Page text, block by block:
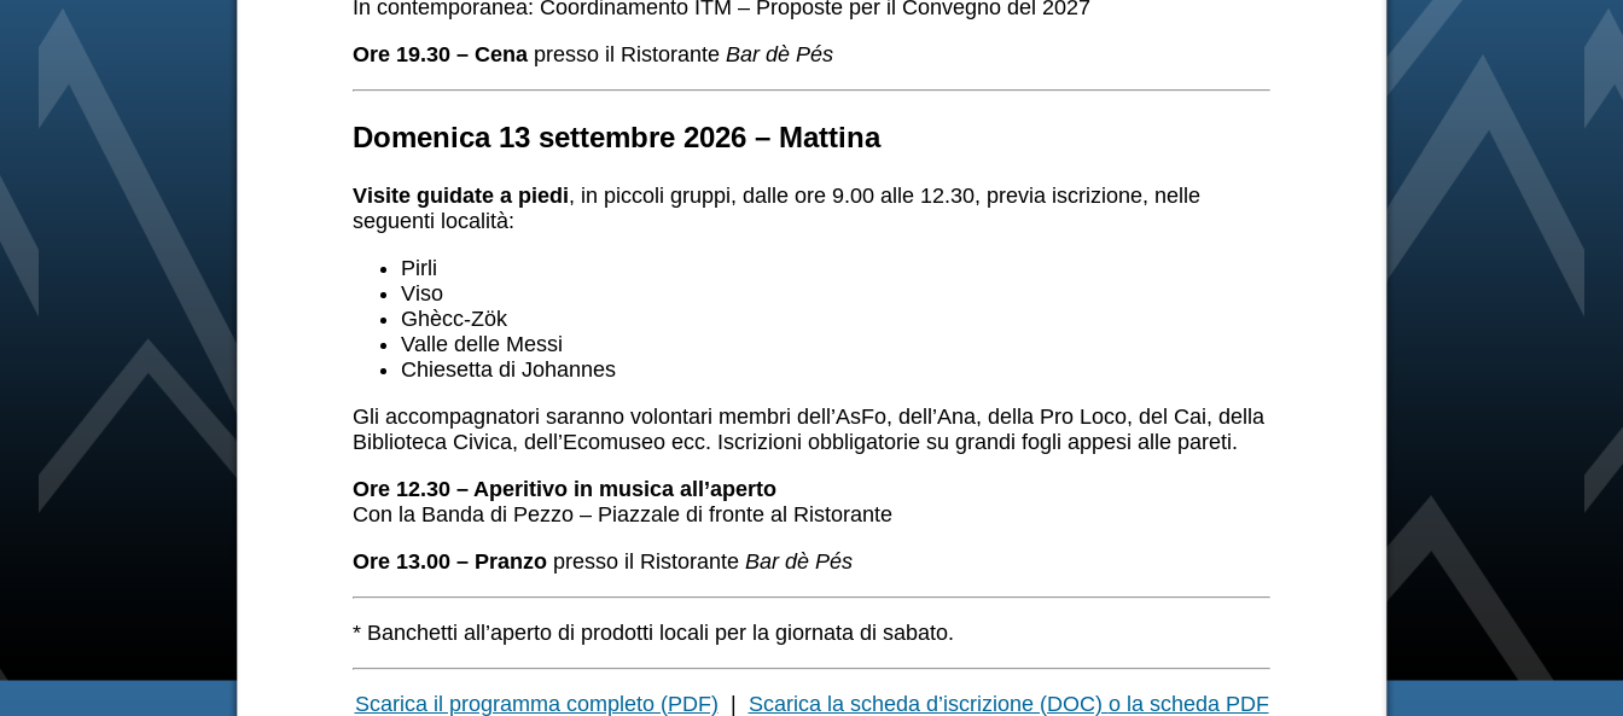
In contemporanea: Coordinamento ITM – Proposte per il Convegno del 2027
Ore 19.30 – Cena presso il Ristorante Bar dè Pés
Domenica 13 settembre 2026 – Mattina
Visite guidate a piedi, in piccoli gruppi, dalle ore 9.00 alle 12.30, previa iscrizione, nelle
seguenti località:
Pirli
Viso
Ghècc-Zök
Valle delle Messi
Chiesetta di Johannes
Gli accompagnatori saranno volontari membri dell’AsFo, dell’Ana, della Pro Loco, del Cai, della
Biblioteca Civica, dell’Ecomuseo ecc. Iscrizioni obbligatorie su grandi fogli appesi alle pareti.
Ore 12.30 – Aperitivo in musica all’aperto
Con la Banda di Pezzo – Piazzale di fronte al Ristorante
Ore 13.00 – Pranzo presso il Ristorante Bar dè Pés
* Banchetti all’aperto di prodotti locali per la giornata di sabato.
Scarica il programma completo (PDF) Scarica la scheda d’iscrizione (DOC) o la scheda PDF